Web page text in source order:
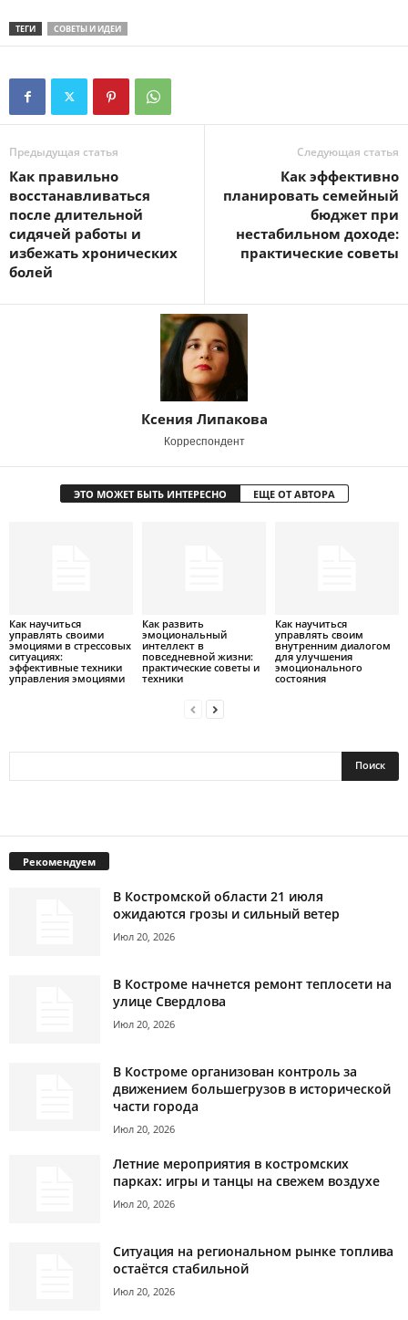
ТЕГИ СОВЕТЫ И ИДЕИ
Предыдущая статья
Как правильно
восстанавливаться
после длительной
сидячей работы и
избежать хронических
болей
Следующая статья
Как эффективно
планировать семейный
бюджет при
нестабильном доходе:
практические советы
Ксения Липакова
Корреспондент
ЭТО МОЖЕТ БЫТЬ ИНТЕРЕСНО ЕЩЕ ОТ АВТОРА
Как научиться
управлять своими
эмоциями в стрессовых
ситуациях:
эффективные техники
управления эмоциями
Как развить
эмоциональный
интеллект в
повседневной жизни:
практические советы и
техники
Как научиться
управлять своим
внутренним диалогом
для улучшения
эмоционального
состояния
Рекомендуем
В Костромской области 21 июля
ожидаются грозы и сильный ветер
Июл 20, 2026
В Костроме начнется ремонт теплосети на
улице Свердлова
Июл 20, 2026
В Костроме организован контроль за
движением большегрузов в исторической
части города
Июл 20, 2026
Летние мероприятия в костромских
парках: игры и танцы на свежем воздухе
Июл 20, 2026
Ситуация на региональном рынке топлива
остаётся стабильной
Июл 20, 2026